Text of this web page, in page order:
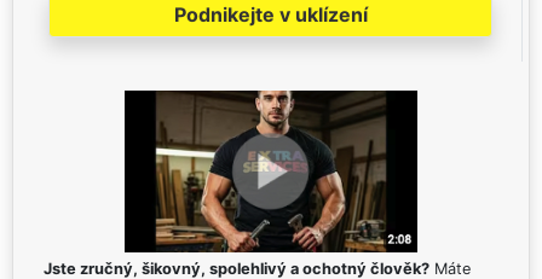
Podnikejte v uklízení
Jste zručný, šikovný, spolehlivý a ochotný člověk? Máte